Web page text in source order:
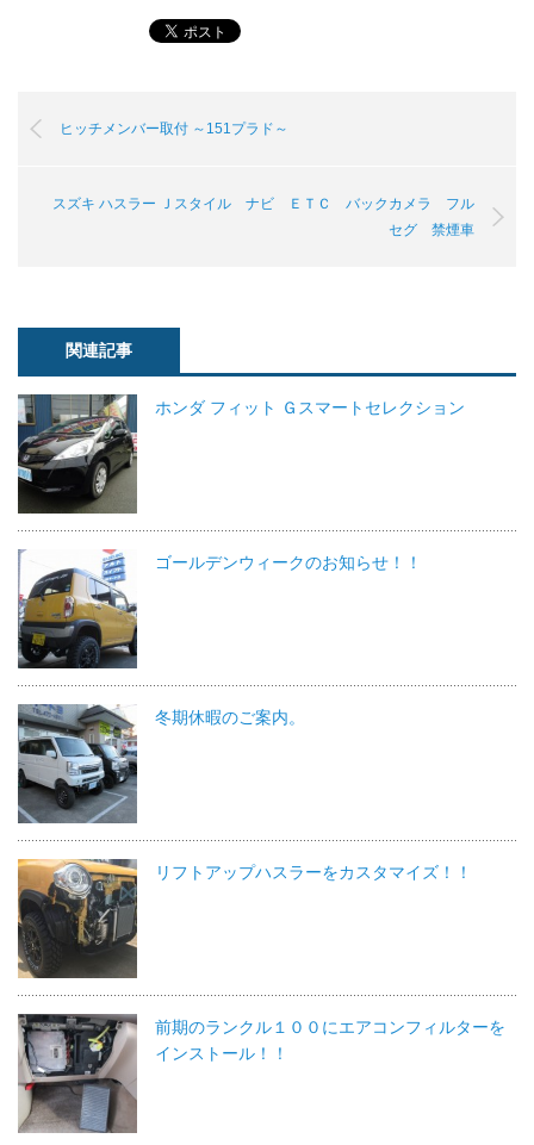
ヒッチメンバー取付 ～151プラド～
スズキ ハスラー Ｊスタイル ナビ ＥＴＣ バックカメラ フル
セグ 禁煙車
関連記事
ホンダ フィット Ｇスマートセレクション
ゴールデンウィークのお知らせ！！
冬期休暇のご案内。
リフトアップハスラーをカスタマイズ！！
前期のランクル１００にエアコンフィルターを
インストール！！